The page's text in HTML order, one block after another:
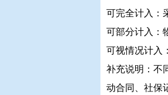
可完全计入：
可部分计入：
可视情况计入
补充说明：不
动合同、社保